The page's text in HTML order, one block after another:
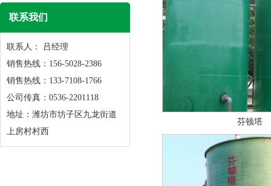
联系我们
联系人： 吕经理
销售热线：156-5028-2386
销售热线：133-7108-1766
公司传真：0536-2201118
地址：潍坊市坊子区九龙街道
上房村村西
芬顿塔